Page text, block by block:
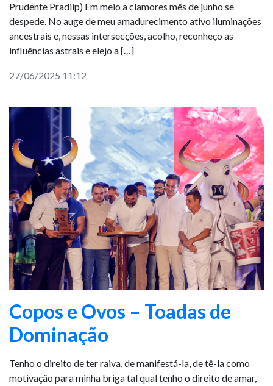
Prudente Pradiip) Em meio a clamores mês de junho se
despede. No auge de meu amadurecimento ativo iluminações
ancestrais e, nessas intersecções, acolho, reconheço as
influências astrais e elejo a […]
27/06/2025 11:12
Copos e Ovos – Toadas de
Dominação
Tenho o direito de ter raiva, de manifestá-la, de tê-la como
motivação para minha briga tal qual tenho o direito de amar,